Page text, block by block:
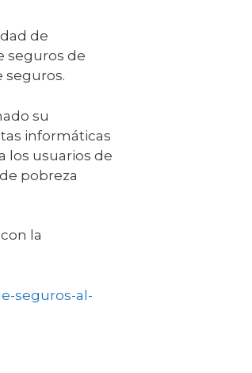
de
seguros de
seguros.
su
informáticas
los usuarios de
pobreza
la
seguros-al-